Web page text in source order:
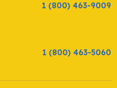
1 (800) 463-9009
1 (800) 463-5060